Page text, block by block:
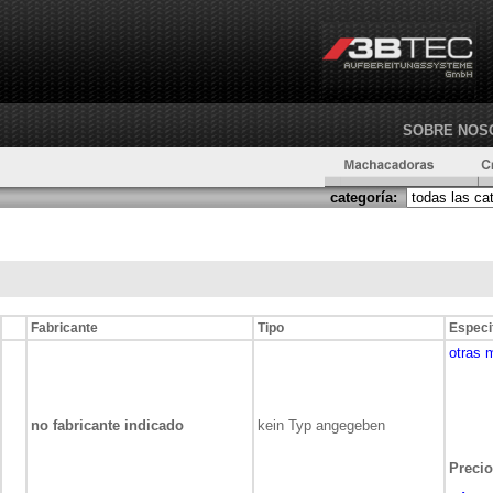
SOBRE
categoría:
Fabricante Tipo
no fabricante indicado kein Typ angegeben
otras